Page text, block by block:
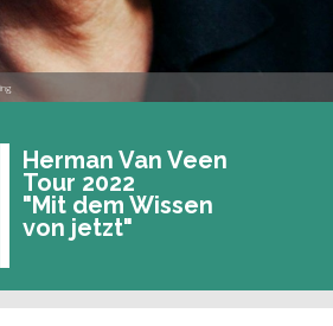
Her­man Van Veen
Tour 2022
"Mit dem Wis­sen
von jetzt"